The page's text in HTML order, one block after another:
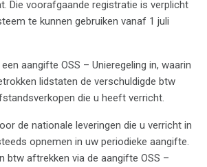
Die voorafgaande registratie is verplicht
te kunnen gebruiken vanaf 1 juli
aangifte OSS – Unieregeling in, waarin
lidstaten de verschuldigde btw
die u heeft verricht.
de nationale leveringen die u verricht in
opnemen in uw periodieke aangifte.
btw aftrekken via de aangifte OSS –